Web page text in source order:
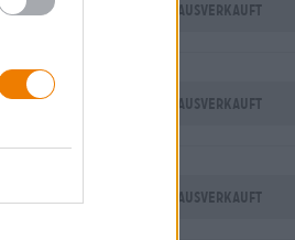
Ausverkauft
Ausverkauft
Ausverkauft